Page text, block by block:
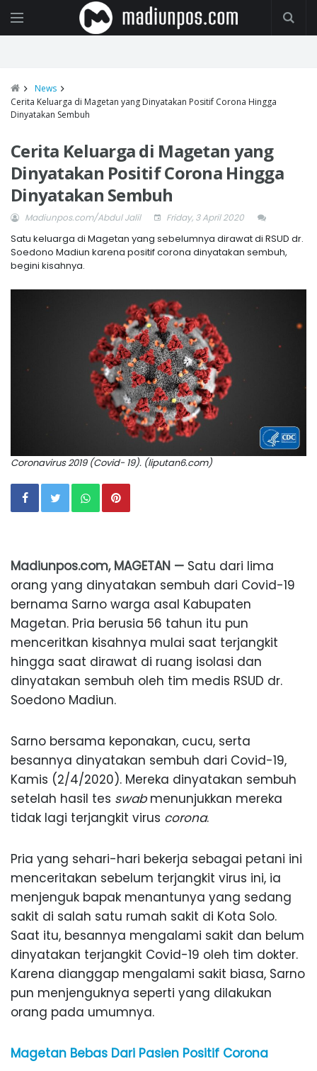
News
Cerita Keluarga di Magetan yang Dinyatakan Positif Corona Hingga
Dinyatakan Sembuh
Cerita Keluarga di Magetan yang
Dinyatakan Positif Corona Hingga
Dinyatakan Sembuh
Madiunpos.com/Abdul Jalil Friday, 3 April 2020
Satu keluarga di Magetan yang sebelumnya dirawat di RSUD dr.
Soedono Madiun karena positif corona dinyatakan sembuh,
begini kisahnya.
Coronavirus 2019 (Covid- 19). (liputan6.com)
Madiunpos.com, MAGETAN — Satu dari lima
orang yang dinyatakan sembuh dari Covid-19
bernama Sarno warga asal Kabupaten
Magetan. Pria berusia 56 tahun itu pun
menceritkan kisahnya mulai saat terjangkit
hingga saat dirawat di ruang isolasi dan
dinyatakan sembuh oleh tim medis RSUD dr.
Soedono Madiun.
Sarno bersama keponakan, cucu, serta
besannya dinyatakan sembuh dari Covid-19,
Kamis (2/4/2020). Mereka dinyatakan sembuh
setelah hasil tes swabmenunjukkan mereka
tidak lagi terjangkit virus corona.
Pria yang sehari-hari bekerja sebagai petani ini
menceritakan sebelum terjangkit virus ini, ia
menjenguk bapak menantunya yang sedang
sakit di salah satu rumah sakit di Kota Solo.
Saat itu, besannya mengalami sakit dan belum
dinyatakan terjangkit Covid-19 oleh tim dokter.
Karena dianggap mengalami sakit biasa, Sarno
pun menjenguknya seperti yang dilakukan
orang pada umumnya.
Magetan Bebas Dari Pasien Positif Corona